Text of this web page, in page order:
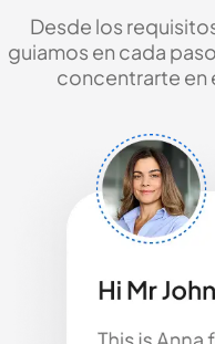
Desde los
guiamos en cada
concentrarte en